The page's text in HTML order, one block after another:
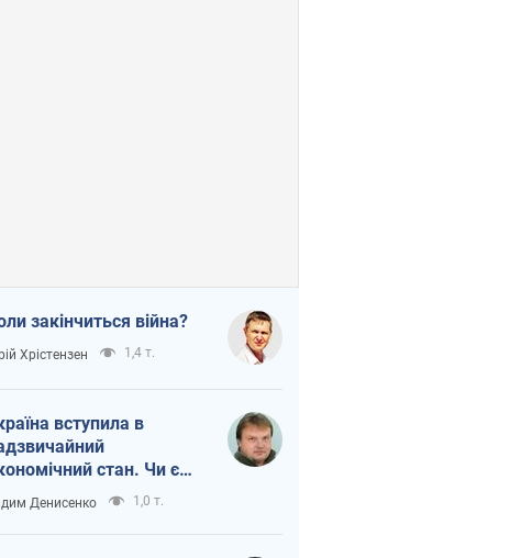
закінчиться війна?
Хрістензен 1,4 т.
вступила в
стан. Чи є
вкінці тунелю?
Денисенко 1,0 т.